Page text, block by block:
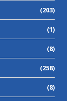
(203)
(1)
(8)
(258)
(8)